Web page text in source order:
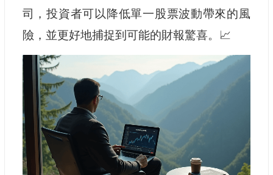
司，投資者可以降低單一股票波動帶來的風
險，並更好地捕捉到可能的財報驚喜。📈